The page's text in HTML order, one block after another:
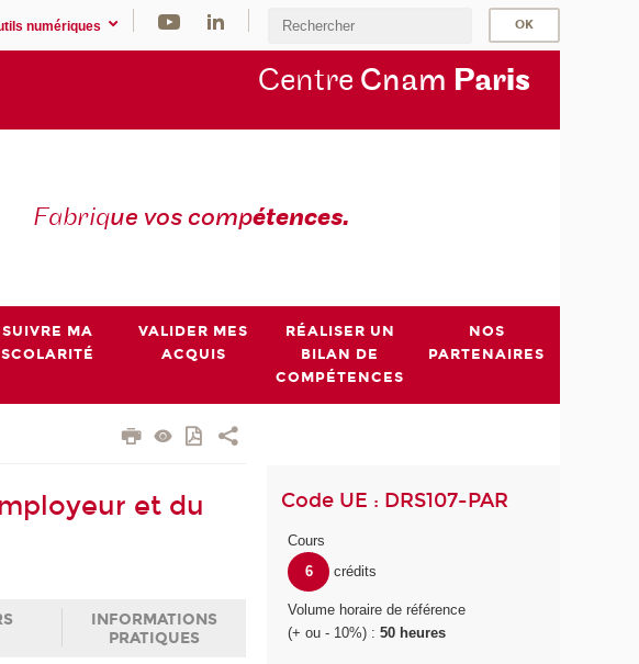
numériques
Centre Cnam Paris
Fabrique vos compétences.
SUIVRE MA
SCOLARITÉ
VALIDER MES
ACQUIS
RÉALISER UN
BILAN DE
COMPÉTENCES
NOS
PARTENAIRES
et du
INFORMATIONS
PRATIQUES
Code UE : DRS107-PAR
Cours
6
crédits
Volume horaire de référence
(+ ou - 10%) :50 heures